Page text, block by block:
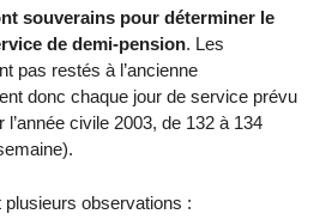
souverains pour déterminer le
de demi-pension. Les
pas restés à l’ancienne
donc chaque jour de service prévu
civile 2003, de 132 à 134
observations :